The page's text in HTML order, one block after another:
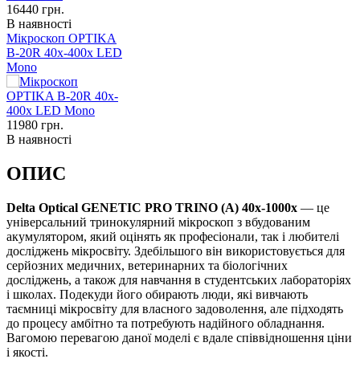
16440 грн.
В наявності
Мікроскоп OPTIKA
B-20R 40x-400x LED
Mono
11980 грн.
В наявності
ОПИС
Delta Optical GENETIC PRO TRINO (А) 40x-1000x — це
універсальний тринокулярний мікроскоп з вбудованим
акумулятором, який оцінять як професіонали, так і любителі
досліджень мікросвіту. Здебільшого він використовується для
серйозних медичних, ветеринарних та біологічних
досліджень, а також для навчання в студентських лабораторіях
і школах. Подекуди його обирають люди, які вивчають
таємниці мікросвіту для власного задоволення, але підходять
до процесу амбітно та потребують надійного обладнання.
Вагомою перевагою даної моделі є вдале співвідношення ціни
і якості.